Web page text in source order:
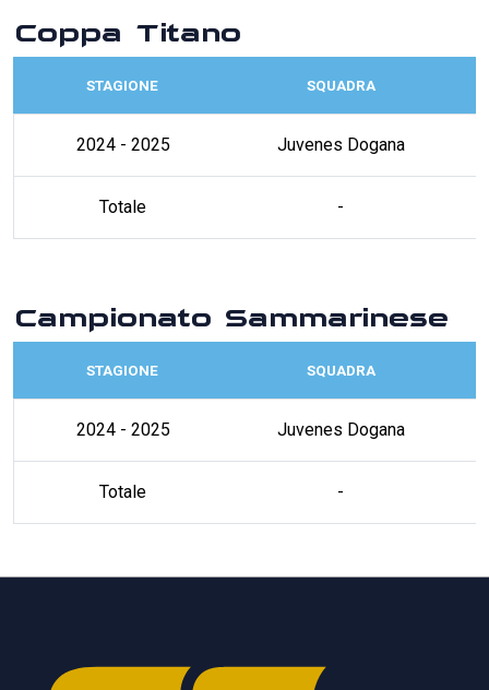
Coppa Titano
STAGIONE SQUADRA
2024 - 2025 Juvenes Dogana
Totale -
Campionato Sammarinese
STAGIONE SQUADRA
2024 - 2025 Juvenes Dogana
Totale -